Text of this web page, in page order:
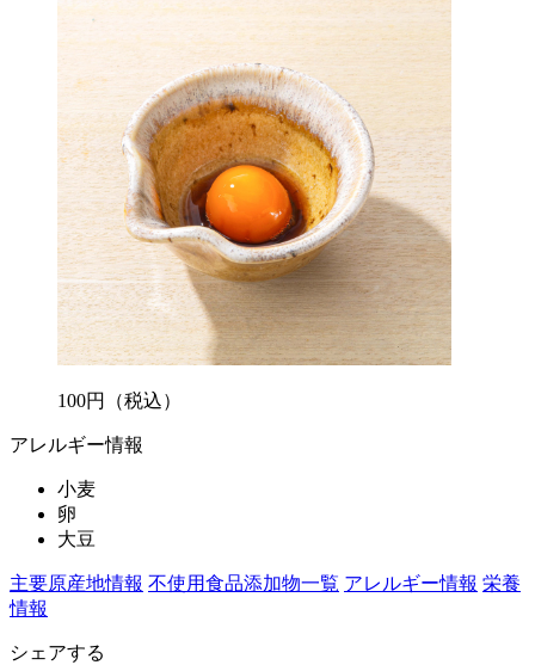
100円 （税込）
アレルギー情報
小麦
卵
大豆
主要原産地情報 不使用食品添加物一覧 アレルギー情報 栄養
情報
シェアする